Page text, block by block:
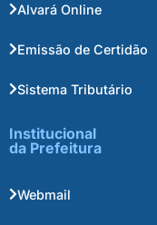
Alvará Online
Emissão de Certidão
Sistema Tributário
Institucional
da Prefeitura
Webmail